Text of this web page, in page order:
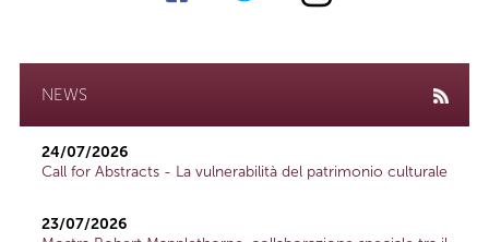
NEWS
24/07/2026
Call for Abstracts - La vulnerabilità del patrimonio culturale
23/07/2026